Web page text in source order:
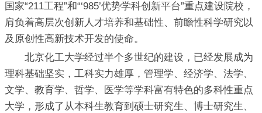
国家“211工程”和“‘985’优势学科创新平台”重点建设院校，
肩负着高层次创新人才培养和基础性、前瞻性科学研究以
及原创性高新技术开发的使命。
北京化工大学经过半个多世纪的建设，已经发展成为
理科基础坚实，工科实力雄厚，管理学、经济学、法学、
文学、教育学、哲学、医学等学科富有特色的多科性重点
大学，形成了从本科生教育到硕士研究生、博士研究生、